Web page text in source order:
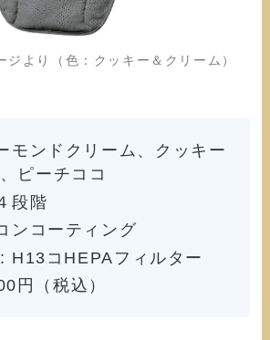
より（色：クッキー＆クリーム）
モンドクリーム、クッキー
ピーチココ
段階
ンコーティング
H13コHEPAフィルター
円（税込）